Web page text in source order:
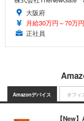
大阪府
月給30万円～70万円
正社員
Amazonデバイス
【New
オフィ